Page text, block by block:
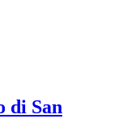
di San